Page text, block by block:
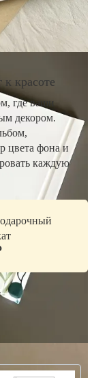
красоте
где ваши
декором.
цвета фона и
каждую